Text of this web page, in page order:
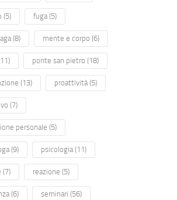
(5) fuga(5)
(8) mente e corpo (6)
ponte san pietro (18)
(13) proattività(5)
(7)
personale (5)
(9) psicologia(11)
(7) reazione (5)
(6) seminari (56)